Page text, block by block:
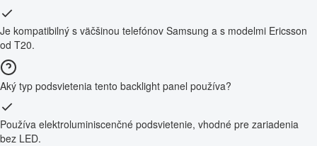
Je kompatibilný s väčšinou telefónov Samsung a s modelmi Ericsson
od T20.
Aký typ podsvietenia tento backlight panel používa?
Používa elektroluminiscenčné podsvietenie, vhodné pre zariadenia
bez LED.